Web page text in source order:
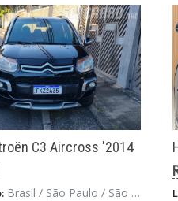
C3 Aircross '2014
Brasil / São Paulo / São Paulo